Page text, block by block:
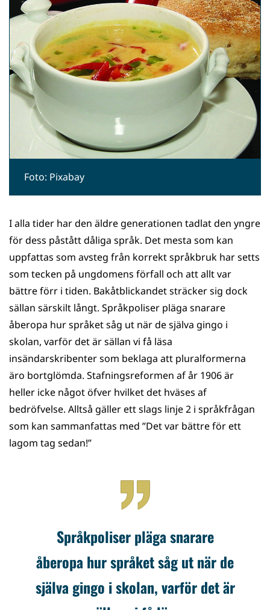
Foto: Pixabay
I alla tider har den äldre generationen tadlat den yngre
för dess påstått dåliga språk. Det mesta som kan
uppfattas som avsteg från korrekt språkbruk har setts
som tecken på ungdomens förfall och att allt var
bättre förr i tiden. Bakåtblickandet sträcker sig dock
sällan särskilt långt. Språkpoliser pläga snarare
åberopa hur språket såg ut när de själva gingo i
skolan, varför det är sällan vi få läsa
insändarskribenter som beklaga att pluralformerna
äro bortglömda. Stafningsreformen af år 1906 är
heller icke något öfver hvilket det hväses af
bedröfvelse. Alltså gäller ett slags linje 2 i språkfrågan
som kan sammanfattas med ”Det var bättre för ett
lagom tag sedan!”
Språkpoliser pläga snarare
åberopa hur språket såg ut när de
själva gingo i skolan, varför det är